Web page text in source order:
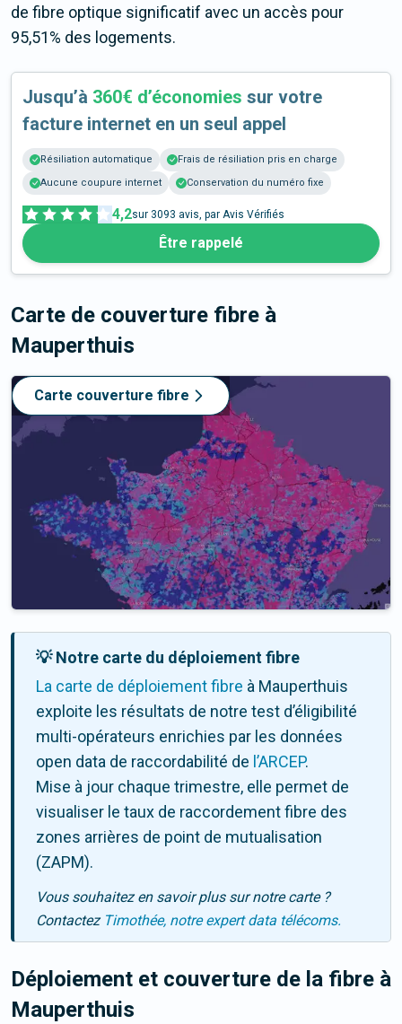
de fibre optique significatif avec un accès pour
95,51% des logements.
Jusqu’à 360€ d’économies sur votre
facture internet en un seul appel
Résiliation automatique
Frais de résiliation pris en charge
Aucune coupure internet
Conservation du numéro fixe
4,2sur 3093 avis, par Avis Vérifiés
Être rappelé
Carte de couverture fibre à
Mauperthuis
Carte couverture fibre
💡 Notre carte du déploiement fibre
La carte de déploiement fibre à Mauperthuis
exploite les résultats de notre test d’éligibilité
multi-opérateurs enrichies par les données
open data de raccordabilité de l’ARCEP.
Mise à jour chaque trimestre, elle permet de
visualiser le taux de raccordement fibre des
zones arrières de point de mutualisation
(ZAPM).
Vous souhaitez en savoir plus sur notre carte ?
Contactez Timothée, notre expert data télécoms.
Déploiement et couverture de la fibre à
Mauperthuis